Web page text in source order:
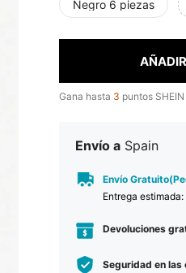
Negro 6 piezas
Gana hasta 3 puntos
Envío a Spain
Envío
Entrega estimada:
Devoluciones
Seguridad en las